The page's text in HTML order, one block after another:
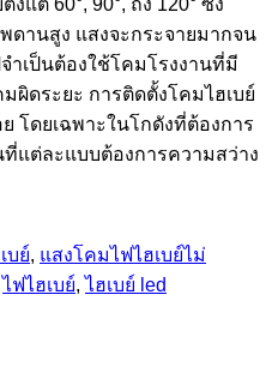
ต่ 60°, 90°, ถึง 120° ซึ่ง
ดานสูง แสงจะกระจายมากจน
ำเป็นต้องใช้โคมโรงงานที่มี
ผิดระยะ การติดตั้งโคมไฮเบย์
โดยเฉพาะในโกดังที่ต้องการ
แต่ละแบบต้องการความสว่าง
บย์, แสงโคมไฟไฮเบย์ไม่
ไฟไฮเบย์,ไฮเบย์ led